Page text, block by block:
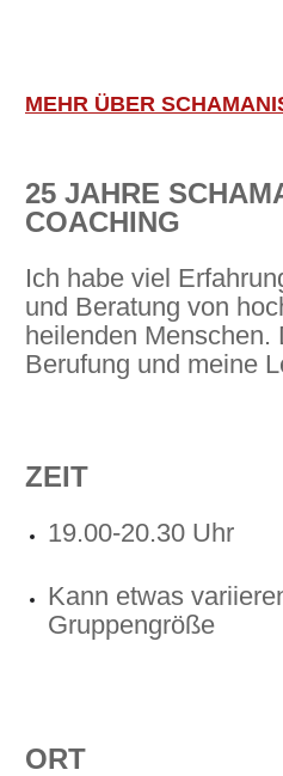
MEHR ÜBER
25 JAHRE
COACHING
Ich habe viel
und Beratung von
heilenden Menschen.
Berufung und meine
ZEIT
19.00-20.30 Uhr
Kann etwas
Gruppengröße
ORT